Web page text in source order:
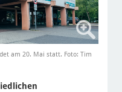
am 20. Mai statt. Foto: Tim